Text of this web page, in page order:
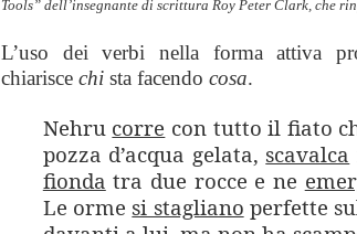
Tools” dell’insegnante di scrittura Roy Peter Clark, che
L’uso dei verbi nella forma attiva
chiarisce chi sta facendo cosa.
Nehru corre con tutto il fiato
pozza d’acqua gelata, scavalca
fionda tra due rocce e ne
Le orme si stagliano perfette